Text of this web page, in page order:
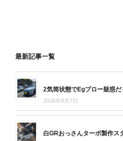
最新記事一覧
2気筒状態でEgブロー疑惑だ
2026年8月7日
白GRおっさんターボ製作ス